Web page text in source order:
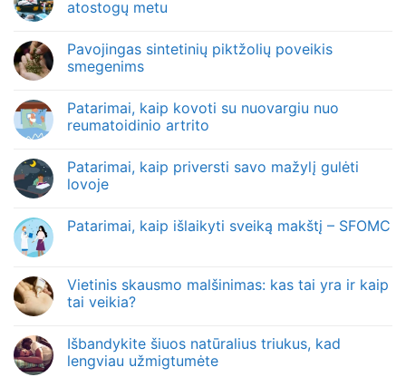
atostogų metu
Pavojingas sintetinių piktžolių poveikis
smegenims
Patarimai, kaip kovoti su nuovargiu nuo
reumatoidinio artrito
Patarimai, kaip priversti savo mažylį gulėti
lovoje
Patarimai, kaip išlaikyti sveiką makštį – SFOMC
Vietinis skausmo malšinimas: kas tai yra ir kaip
tai veikia?
Išbandykite šiuos natūralius triukus, kad
lengviau užmigtumėte